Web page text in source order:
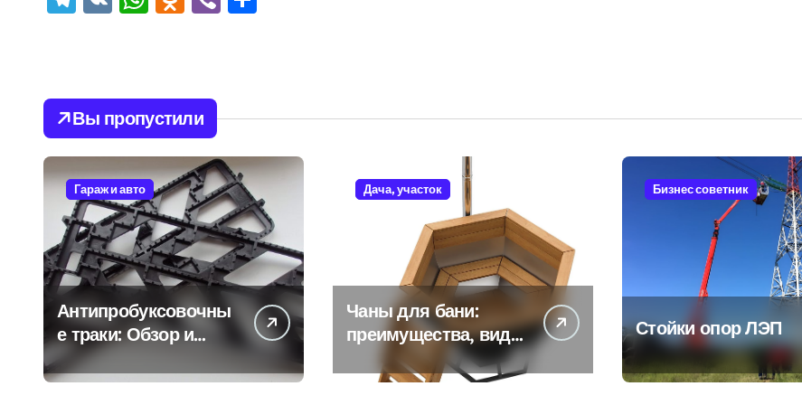
Вы пропустили
Гараж и авто
Антипробуксовочны
е траки: Обзор и
Преимущества
Дача, участок
Чаны для бани:
преимущества, виды
и особенности
использования
Бизнес советник
Стойки опор ЛЭП